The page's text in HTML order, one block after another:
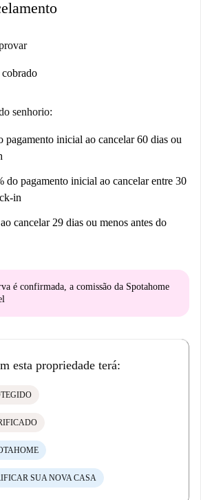
senhorio:
pagamento inicial ao cancelar 60 dias ou
do pagamento inicial ao cancelar entre 30
in
ao cancelar 29 dias ou menos antes do
é confirmada, a comissão da Spotahome
esta propriedade terá:
SUA NOVA CASA